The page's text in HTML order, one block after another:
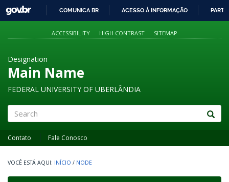
PARA
O
GOVBR
COMUNICA BR ACESSO À INFORMAÇÃO
ACCESSIBILITY HIGH CONTRAST SITEMAP
Designation
Main Name
FEDERAL UNIVERSITY OF UBERLÂNDIA
Contato Fale Conosco
INÍCIO / NODE